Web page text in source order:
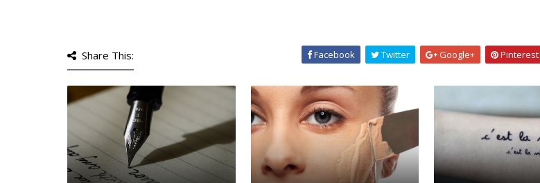
Share This: Facebook Twitter Google+ Pinterest